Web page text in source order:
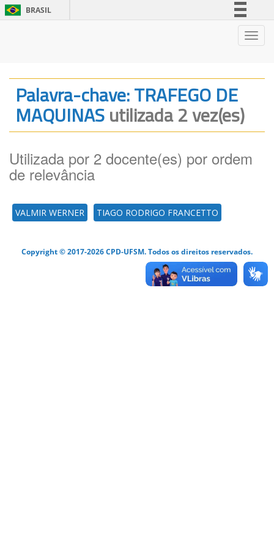
BRASIL
Legislação
Canais
Palavra-chave: TRAFEGO DE
MAQUINASutilizada 2 vez(es)
Utilizada por 2 docente(es) por ordem
de relevância
VALMIR WERNER TIAGO RODRIGO FRANCETTO
Copyright © 2017-2026 CPD-UFSM. Todos os direitos reservados.